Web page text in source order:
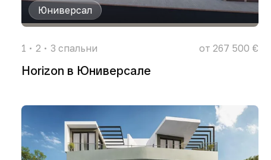
Юниверсал
1 2 3 спальни от 267 500 €
Horizon в Юниверсале